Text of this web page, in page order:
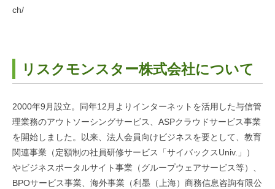
ch/
リスクモンスター株式会社について
2000年9月設立。同年12月よりインターネットを活用した与信管
理業務のアウトソーシングサービス、ASPクラウドサービス事業
を開始しました。以来、法人会員向けビジネスを要として、教育
関連事業（定額制の社員研修サービス「サイバックスUniv.」）
やビジネスポータルサイト事業（グループウェアサービス等）、
BPOサービス事業、海外事業（利墨（上海）商務信息咨詢有限公